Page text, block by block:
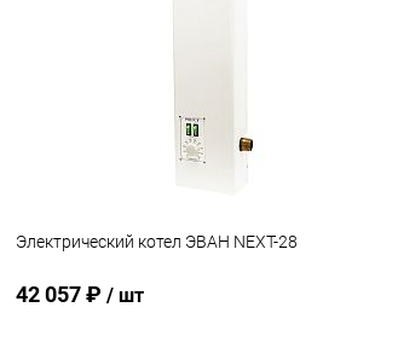
Электрический котел ЭВАН NEXT-28
42 057 ₽ / шт